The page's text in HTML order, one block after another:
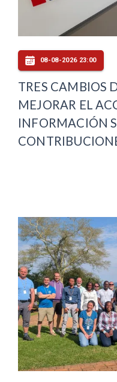
08-08-2026 23:00
TRES CAMBIOS
MEJORAR EL
INFORMACIÓN